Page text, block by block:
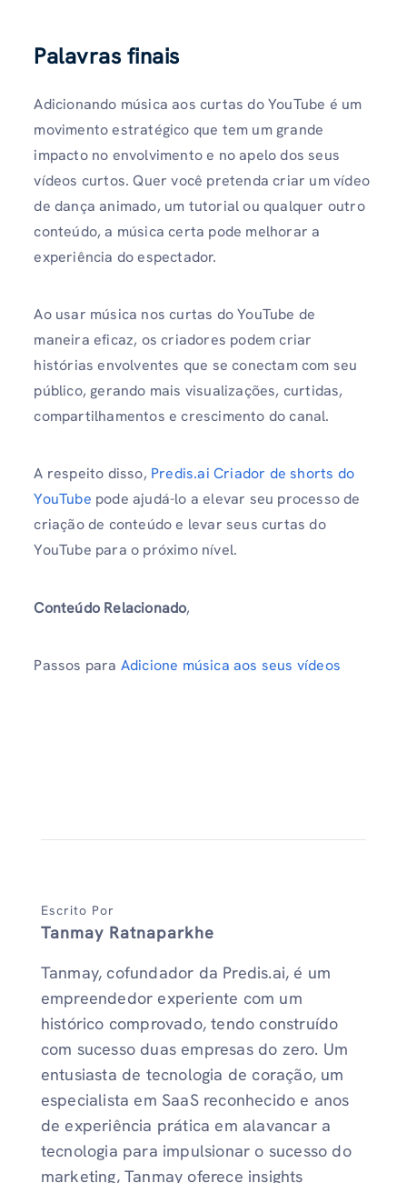
Palavras finais
Adicionando música aos curtas do YouTube é um
movimento estratégico que tem um grande
impacto no envolvimento e no apelo dos seus
vídeos curtos. Quer você pretenda criar um vídeo
de dança animado, um tutorial ou qualquer outro
conteúdo, a música certa pode melhorar a
experiência do espectador.
Ao usar música nos curtas do YouTube de
maneira eficaz, os criadores podem criar
histórias envolventes que se conectam com seu
público, gerando mais visualizações, curtidas,
compartilhamentos e crescimento do canal.
A respeito disso, Predis.ai Criador de shorts do
YouTube pode ajudá-lo a elevar seu processo de
criação de conteúdo e levar seus curtas do
YouTube para o próximo nível.
Conteúdo Relacionado,
Passos para Adicione música aos seus vídeos
Escrito Por
Tanmay Ratnaparkhe
Tanmay, cofundador da Predis.ai, é um
empreendedor experiente com um
histórico comprovado, tendo construído
com sucesso duas empresas do zero. Um
entusiasta de tecnologia de coração, um
especialista em SaaS reconhecido e anos
de experiência prática em alavancar a
tecnologia para impulsionar o sucesso do
marketing, Tanmay oferece insights